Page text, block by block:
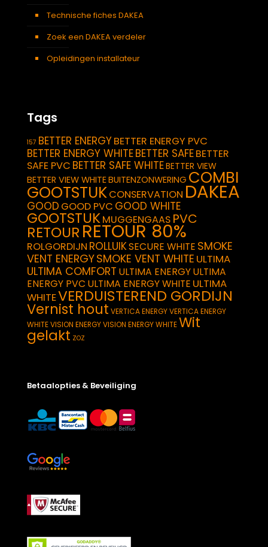
Technische fiches DAKEA
Zoek een DAKEA verdeler
Opleidingen installateur
Tags
157 BETTER ENERGYBETTER ENERGY PVC
BETTER ENERGY WHITEBETTER SAFEBETTER
SAFE PVC BETTER SAFE WHITEBETTER VIEW
BETTER VIEW WHITEBUITENZONWERING COMBI
GOOTSTUKCONSERVATION DAKEA
GOOD GOOD PVC GOOD WHITE
GOOTSTUKMUGGENGAAS PVC
RETOUR RETOUR 80%
ROLGORDIJN ROLLUIKSECURE WHITE SMOKE
VENT ENERGYSMOKE VENT WHITE ULTIMA
ULTIMA COMFORT ULTIMA ENERGYULTIMA
ENERGY PVC ULTIMA ENERGY WHITE ULTIMA
WHITEVERDUISTEREND GORDIJN
Vernist hout VERTICA ENERGYVERTICA ENERGY
WHITEVISION ENERGYVISION ENERGY WHITEWit
gelakt ZOZ
Betaalopties & Beveiliging